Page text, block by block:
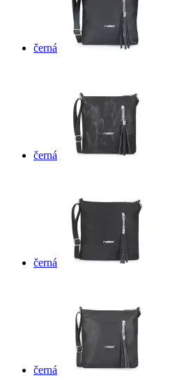
černá
černá
černá
černá